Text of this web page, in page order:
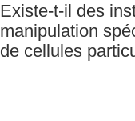
Existe-t-il des
manipulation
de cellules